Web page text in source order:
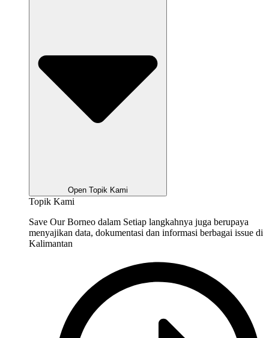
Open Topik Kami
Topik Kami
Save Our Borneo dalam Setiap langkahnya juga berupaya
menyajikan data, dokumentasi dan informasi berbagai issue di
Kalimantan